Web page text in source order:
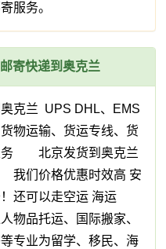
服务。
寄快递到奥克兰
克兰 UPS DHL、EMS
物运输、货运专线、货
务 北京发货到奥克兰
价格优惠时效高 安
还可以走空运 海运
品托运、国际搬家、
专业为留学、移民、海